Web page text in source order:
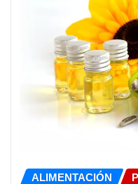
ALIMENTACIÓN